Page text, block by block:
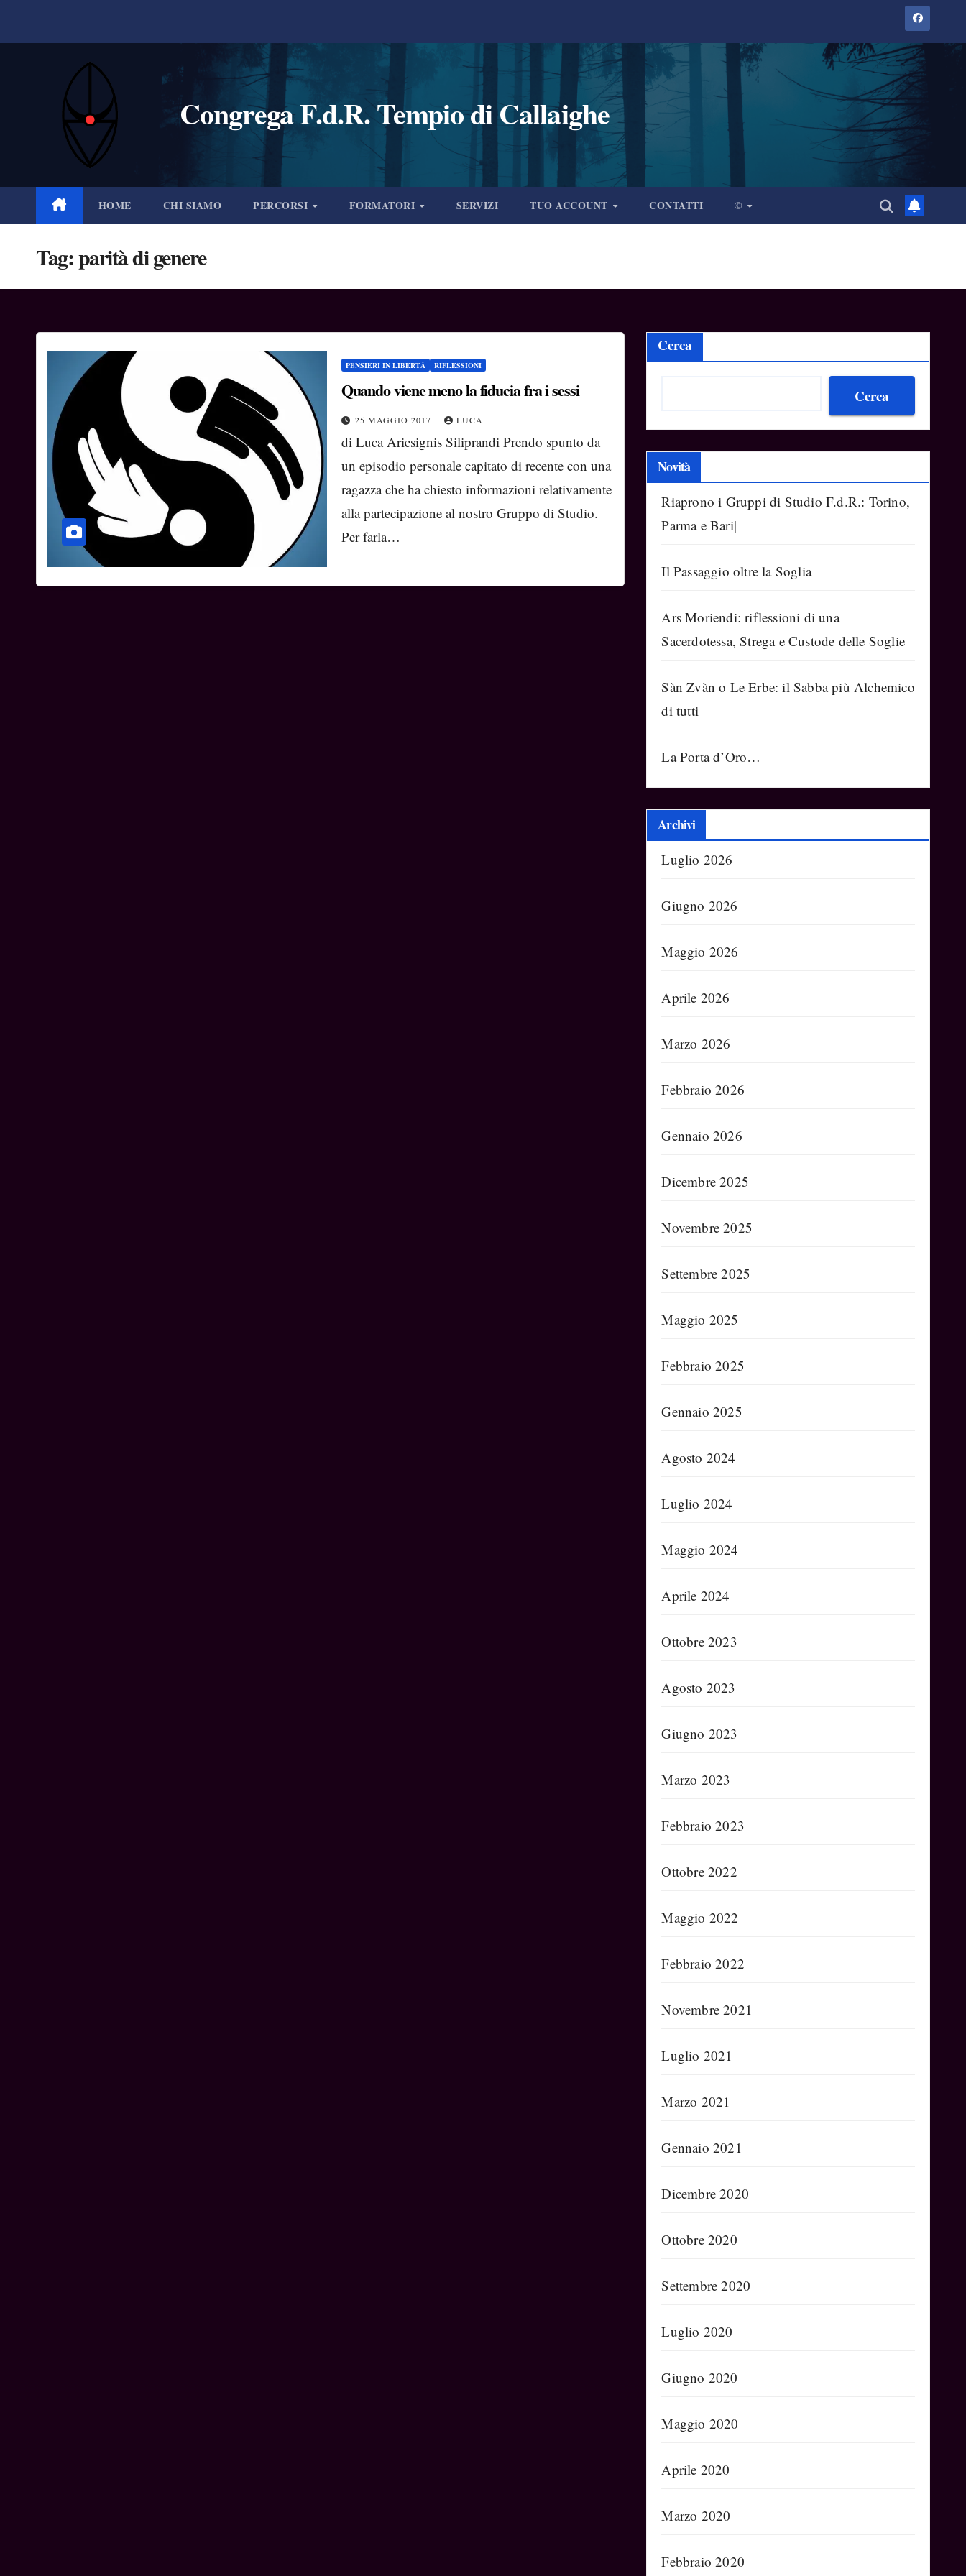
Congrega F.d.R. Tempio di Callaighe
HOME CHI SIAMO PERCORSI FORMATORI SERVIZI TUO ACCOUNT CONTATTI ©
Tag:parità di genere
PENSIERI IN LIBERTÀ RIFLESSIONI
Quando viene meno la fiducia fra i sessi
25 MAGGIO 2017 LUCA
di Luca Ariesignis Siliprandi Prendo spunto da
un episodio personale capitato di recente con una
ragazza che ha chiesto informazioni relativamente
alla partecipazione al nostro Gruppo di Studio.
Per farla…
Cerca
Cerca
Novità
Riaprono i Gruppi di Studio F.d.R.: Torino,
Parma e Bari|
Il Passaggio oltre la Soglia
Ars Moriendi: riflessioni di una
Sacerdotessa, Strega e Custode delle Soglie
Sàn Zvàn o Le Erbe: il Sabba più Alchemico
di tutti
La Porta d’Oro…
Archivi
Luglio 2026
Giugno 2026
Maggio 2026
Aprile 2026
Marzo 2026
Febbraio 2026
Gennaio 2026
Dicembre 2025
Novembre 2025
Settembre 2025
Maggio 2025
Febbraio 2025
Gennaio 2025
Agosto 2024
Luglio 2024
Maggio 2024
Aprile 2024
Ottobre 2023
Agosto 2023
Giugno 2023
Marzo 2023
Febbraio 2023
Ottobre 2022
Maggio 2022
Febbraio 2022
Novembre 2021
Luglio 2021
Marzo 2021
Gennaio 2021
Dicembre 2020
Ottobre 2020
Settembre 2020
Luglio 2020
Giugno 2020
Maggio 2020
Aprile 2020
Marzo 2020
Febbraio 2020